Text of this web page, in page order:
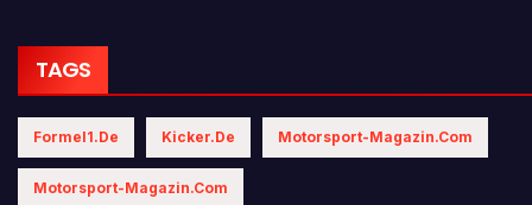
TAGS
Formel1.de Kicker.de Motorsport-Magazin.com
Motorsport-Magazin.com